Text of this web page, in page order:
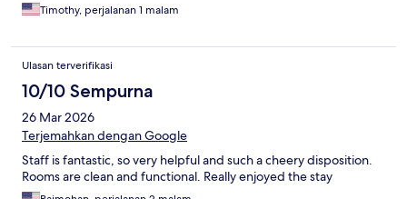
Timothy, perjalanan 1 malam
Ulasan terverifikasi
10/10 Sempurna
26 Mar 2026
Terjemahkan dengan Google
Staff is fantastic, so very helpful and such a cheery disposition.
Rooms are clean and functional. Really enjoyed the stay